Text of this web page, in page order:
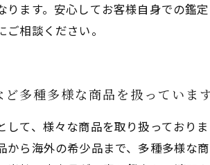
ります。安心してお客様自身での鑑
ご相談ください。
ど多種多様な商品を扱っていま
して、様々な商品を取り扱っており
から海外の希少品まで、多種多様な